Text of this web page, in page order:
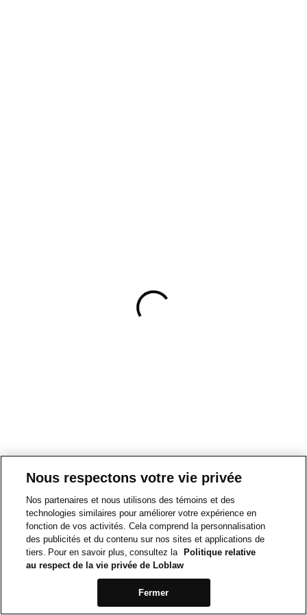
Nous respectons votre vie privée
Nos partenaires et nous utilisons des témoins et des
technologies similaires pour améliorer votre expérience en
fonction de vos activités. Cela comprend la personnalisation
des publicités et du contenu sur nos sites et applications de
tiers. Pour en savoir plus, consultez la
Politique relative
au respect de la vie privée de Loblaw
Fermer